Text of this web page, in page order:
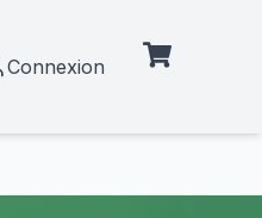
Connexion